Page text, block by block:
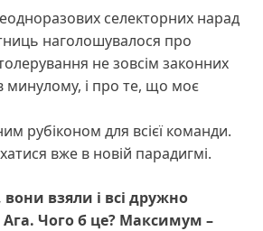
селекторних нарад
наголошувалося про
не зовсім законних
минулому, і про те, що моє
рубіконом для всієї команди.
вже в новій парадигмі.
вони взяли і всі дружно
Ага. Чого б це? Максимум –